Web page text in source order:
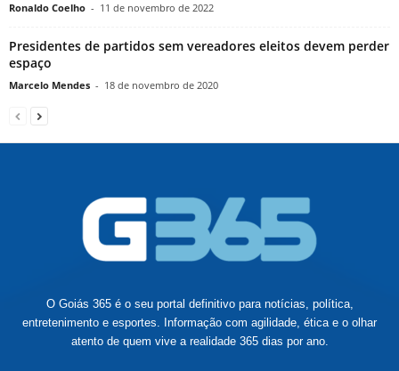
Ronaldo Coelho - 11 de novembro de 2022
Presidentes de partidos sem vereadores eleitos devem perder
espaço
Marcelo Mendes - 18 de novembro de 2020
O Goiás 365 é o seu portal definitivo para notícias, política,
entretenimento e esportes. Informação com agilidade, ética e o olhar
atento de quem vive a realidade 365 dias por ano.